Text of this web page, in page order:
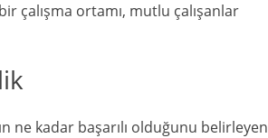
çalışma ortamı, mutlu çalışanlar
ne kadar başarılı olduğunu belirleyen